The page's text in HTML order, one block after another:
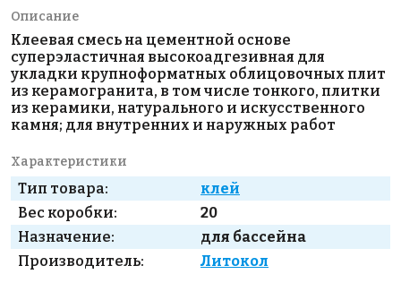
Описание
Клеевая смесь на цементной основе
суперэластичная высокоадгезивная для
укладки крупноформатных облицовочных плит
из керамогранита, в том числе тонкого, плитки
из керамики, натурального и искусственного
камня; для внутренних и наружных работ
Характеристики
Тип товара:
клей
Вес коробки:
20
Назначение:
для бассейна
Производитель:
Литокол